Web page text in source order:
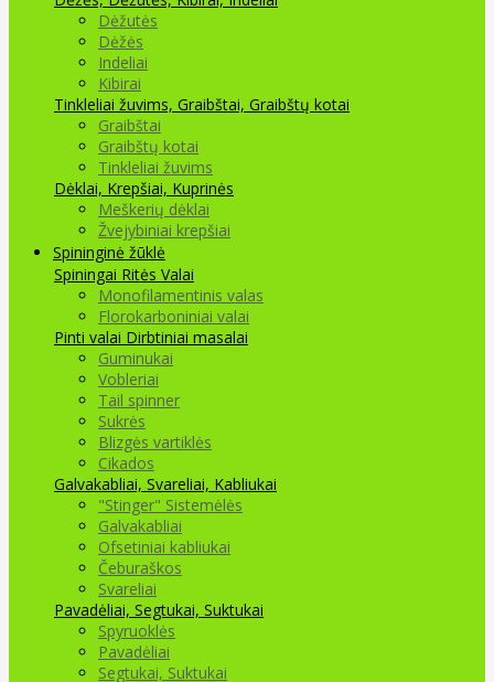
Dėžutės
Dėžės
Indeliai
Kibirai
Tinkleliai žuvims, Graibštai, Graibštų kotai
Graibštai
Graibštų kotai
Tinkleliai žuvims
Dėklai, Krepšiai, Kuprinės
Meškerių dėklai
Žvejybiniai krepšiai
Spininginė žūklė
Spiningai Ritės Valai
Monofilamentinis valas
Florokarboniniai valai
Pinti valai Dirbtiniai masalai
Guminukai
Vobleriai
Tail spinner
Sukrės
Blizgės vartiklės
Cikados
Galvakabliai, Svareliai, Kabliukai
"Stinger" Sistemėlės
Galvakabliai
Ofsetiniai kabliukai
Čeburaškos
Svareliai
Pavadėliai, Segtukai, Suktukai
Spyruoklės
Pavadėliai
Segtukai, Suktukai